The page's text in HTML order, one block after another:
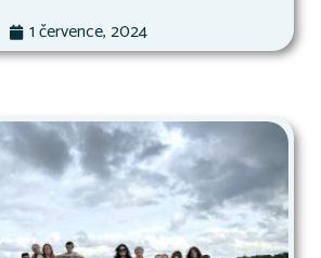
1 července, 2024